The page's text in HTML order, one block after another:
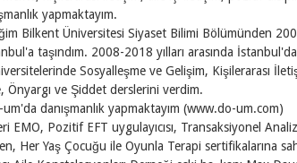
yapmaktayım.
Bilkent Üniversitesi Siyaset Bilimi Bölümünden
taşındım. 2008-2018 yılları arasında İstanbul'da
Sosyalleşme ve Gelişim, Kişilerarası
Önyargı ve Şiddet derslerini verdim.
danışmanlık yapmaktayım (www.do-um.com)
EMO, Pozitif EFT uygulayıcısı, Transaksiyonel Analiz
Her Yaş Çocuğu ile Oyunla Terapi sertifikalarına